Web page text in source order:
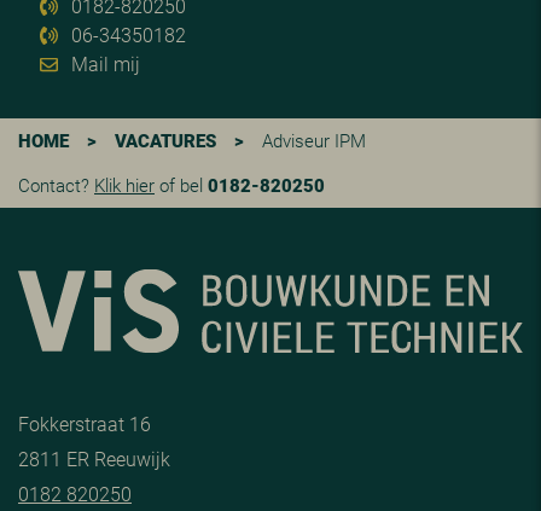
0182-820250
06-34350182
Mail mij
HOME > VACATURES >
Adviseur IPM
Contact? Klik hier of bel 0182-820250
Fokkerstraat 16
2811 ER Reeuwijk
0182 820250